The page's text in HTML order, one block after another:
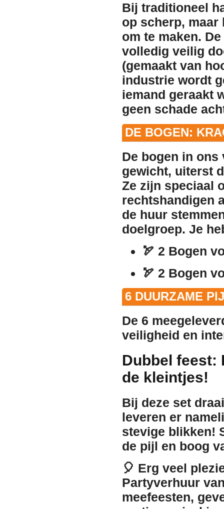
Bij traditioneel
op scherp, maar
om te maken.
volledig veilig
(gemaakt van
industrie wordt
iemand geraakt
geen schade
DE BOGEN:
De bogen in ons
gewicht, uiterst
Ze zijn speciaal
rechtshandigen
de huur
doelgroep. Je
🏹 2 Bogen
🏹 2 Bogen
6 DUURZAME
De 6
veiligheid en
Dubbel feest:
de kleintjes!
Bij deze set
leveren er
stevige blikken!
de pijl en boog
🎈 Erg veel
Partyverhuur
meefeesten,